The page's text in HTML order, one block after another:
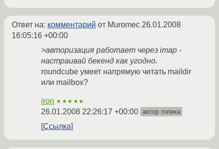
Ответ на: комментарий от Muromec 26.01.2008
16:05:16 +00:00
>авторизация работает через imap -
настраивай бекенд как угодно.
roundcube умеет напрямую читать maildir
или mailbox?
iron ★★★★★
26.01.2008 22:26:17 +00:00 автор топика
Ссылка